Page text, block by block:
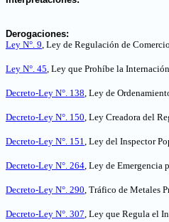
Derogaciones:
Ley N°. 9, Ley de Regulación de
Ley N°. 45, Ley que Prohíbe la
Decreto-Ley N°. 138, Ley de
Decreto-Ley N°. 150, Ley Creadora del
Decreto-Ley N°. 151, Ley del Inspector
Decreto-Ley N°. 264, Ley de Emergencia
Decreto-Ley N°. 290, Tráfico de Metales
Decreto-Ley N°. 307, Ley que Regula el